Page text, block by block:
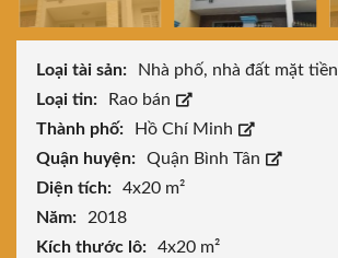
Loại tài sản:
Nhà phố, nhà đất mặt tiền
Loại tin:
Rao bán
Thành phố:
Hồ Chí Minh
Quận huyện:
Quận Bình Tân
Diện tích:
4x20 m²
Năm:
2018
Kích thước lô:
4x20 m²